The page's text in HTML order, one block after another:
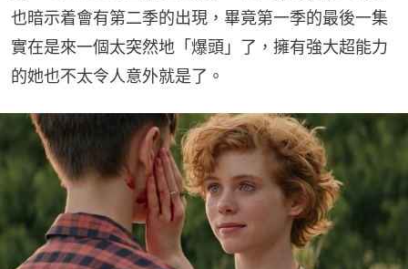
也暗示着會有第二季的出現，畢竟第一季的最後一集
實在是來一個太突然地「爆頭」了，擁有強大超能力
的她也不太令人意外就是了。